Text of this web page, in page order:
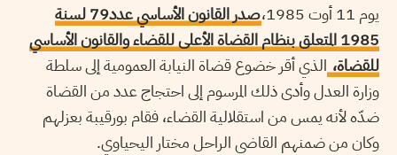
يوم 11 أوت 1985،
صدر القانون الأساسي عدد79 لسنة
1985 المتعلق بنظام القضاة الأعلى للقضاء والقانون الأساسي
للقضاة، الذي أقر خضوع قضاة النيابة العمومية إلى سلطة
وزارة العدل وأدى ذلك المرسوم إلى احتجاج عدد من القضاة
ضدّه لأنه يمس من استقلالية القضاء، فقام بورقيبة بعزلهم
وكان من ضمنهم القاضي الراحل مختار اليحياوي.